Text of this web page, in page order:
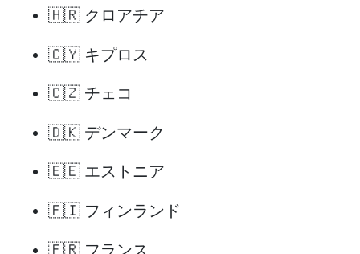
🇭🇷 クロアチア
🇨🇾 キプロス
🇨🇿 チェコ
🇩🇰 デンマーク
🇪🇪 エストニア
🇫🇮 フィンランド
🇫🇷 フランス